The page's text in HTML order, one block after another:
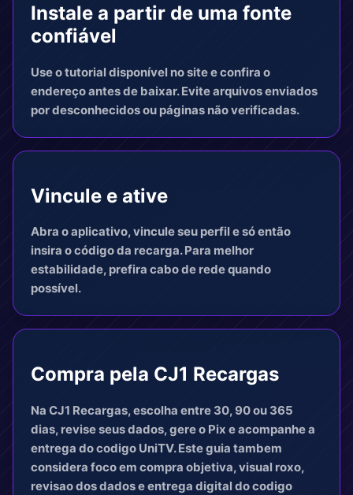
Instale a partir de uma fonte
confiável
Use o tutorial disponível no site e confira o
endereço antes de baixar. Evite arquivos enviados
por desconhecidos ou páginas não verificadas.
Vincule e ative
Abra o aplicativo, vincule seu perfil e só então
insira o código da recarga. Para melhor
estabilidade, prefira cabo de rede quando
possível.
Compra pela CJ1 Recargas
Na CJ1 Recargas, escolha entre 30, 90 ou 365
dias, revise seus dados, gere o Pix e acompanhe a
entrega do codigo UniTV. Este guia tambem
considera foco em compra objetiva, visual roxo,
revisao dos dados e entrega digital do codigo